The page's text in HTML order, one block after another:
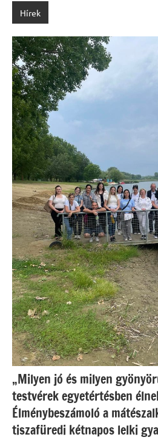
Hírek
„Milyen jó és milyen
testvérek egyetértésben
Élménybeszámoló a
tiszafüredi kétnapos lelki